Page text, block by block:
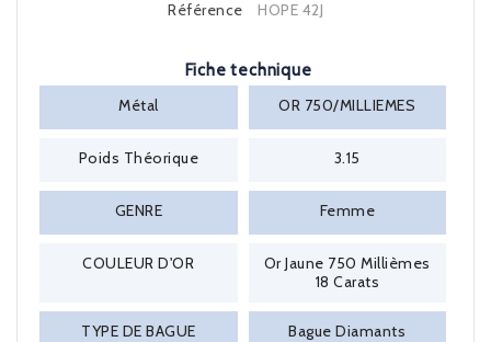
Référence HOPE 42J
Fiche technique
Métal
OR 750/MILLIEMES
Poids Théorique 3.15
GENRE Femme
COULEUR D'OR
Or Jaune 750 Millièmes
18 Carats
TYPE DE BAGUE Bague Diamants